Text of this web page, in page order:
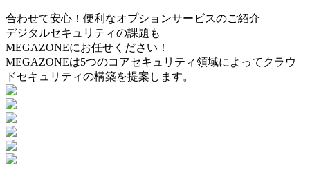
合わせて安心！便利なオプションサービスのご紹介
デジタルセキュリティの課題も
MEGAZONEにお任せください！
MEGAZONEは5つのコアセキュリティ領域によってクラウ
ドセキュリティの構築を提案します。